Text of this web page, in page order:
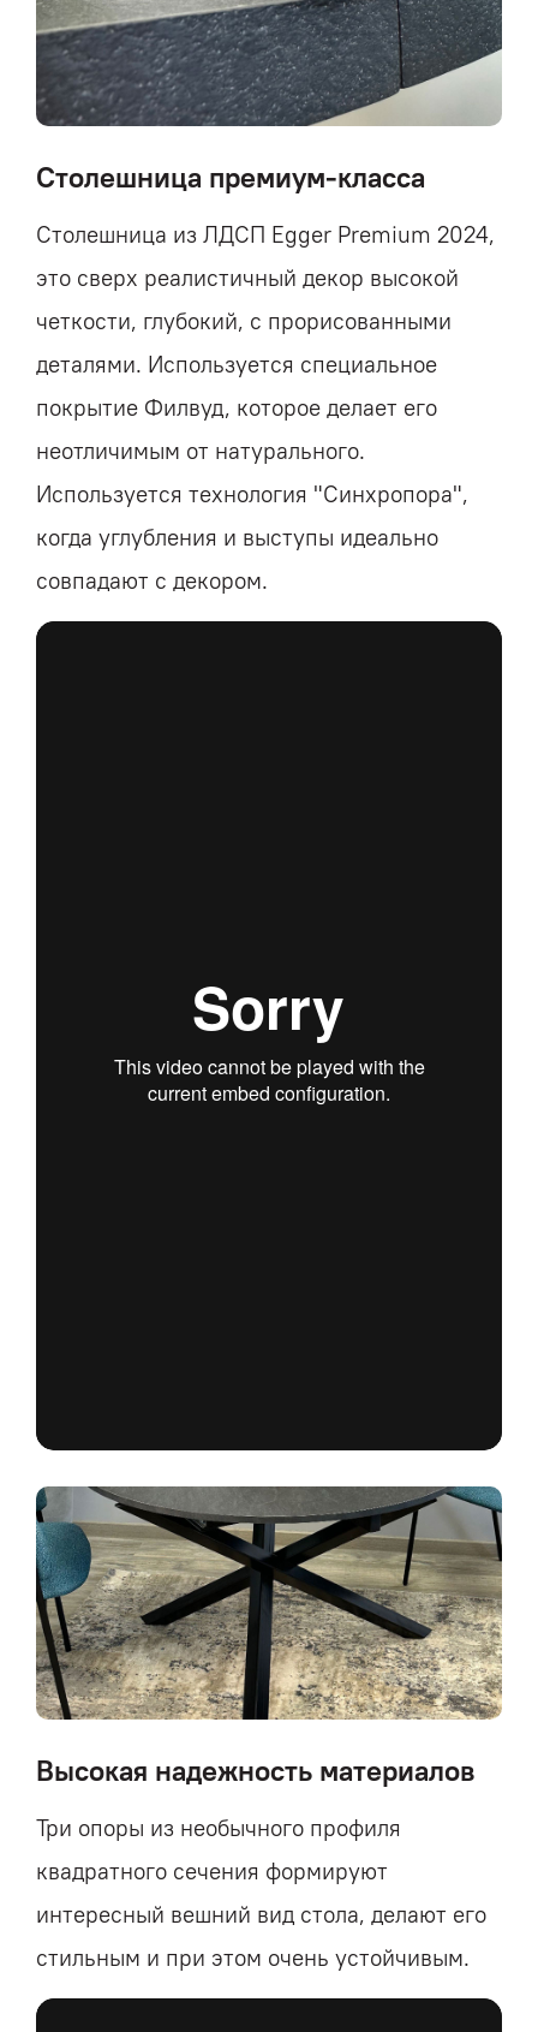
Столешница премиум-класса
Столешница из ЛДСП Egger Premium 2024,
это сверх реалистичный декор высокой
четкости, глубокий, с прорисованными
деталями. Используется специальное
покрытие Филвуд, которое делает его
неотличимым от натурального.
Используется технология "Синхропора",
когда углубления и выступы идеально
совпадают с декором.
Высокая надежность материалов
Три опоры из необычного профиля
квадратного сечения формируют
интересный вешний вид стола, делают его
стильным и при этом очень устойчивым.